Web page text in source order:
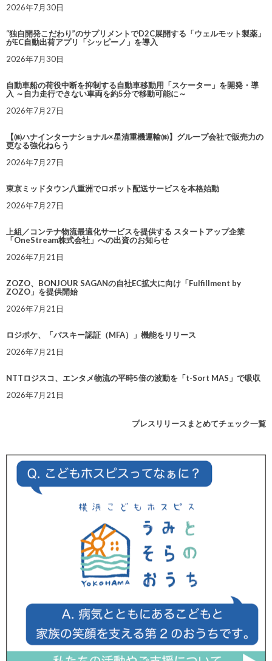
2026年7月30日
“独自開発こだわり”のサプリメントでD2C展開する「ウェルモット製薬」
がEC自動出荷アプリ「シッピーノ」を導入
2026年7月30日
自動車船の荷役中断を抑制する自動車移動用「スケーター」を開発・導
入 ～自力走行できない車両を約5分で移動可能に～
2026年7月27日
【㈱ハナインターナショナル×星清重機運輸㈱】グループ会社で販売力の
更なる強化ねらう
2026年7月27日
東京ミッドタウン八重洲でロボット配送サービスを本格始動
2026年7月27日
上組／コンテナ物流最適化サービスを提供する スタートアップ企業
「OneStream株式会社」への出資のお知らせ
2026年7月21日
ZOZO、BONJOUR SAGANの自社EC拡大に向け「Fulfillment by
ZOZO」を提供開始
2026年7月21日
ロジポケ、「パスキー認証（MFA）」機能をリリース
2026年7月21日
NTTロジスコ、エンタメ物流の平時5倍の波動を「t-Sort MAS」で吸収
2026年7月21日
プレスリリースまとめてチェック一覧